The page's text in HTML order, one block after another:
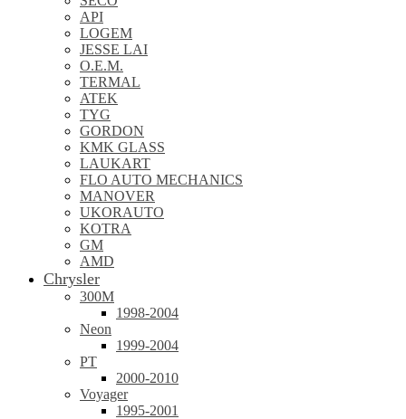
API
LOGEM
JESSE LAI
O.E.M.
TERMAL
ATEK
TYG
GORDON
KMK GLASS
LAUKART
FLO AUTO MECHANICS
MANOVER
UKORAUTO
KOTRA
GM
AMD
Chrysler
300M
1998-2004
Neon
1999-2004
PT
2000-2010
Voyager
1995-2001